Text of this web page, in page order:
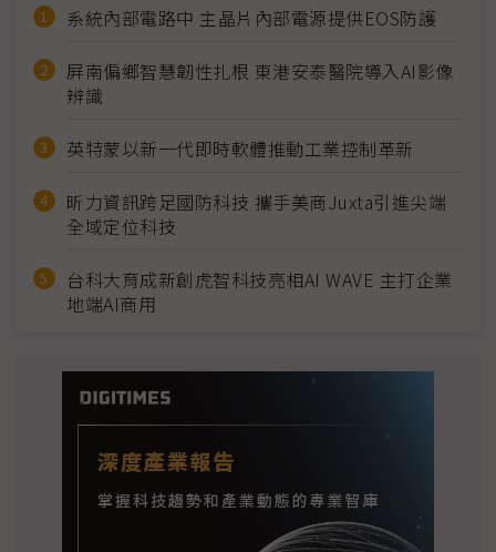
系統內部電路中 主晶片內部電源提供EOS防護
屏南偏鄉智慧韌性扎根 東港安泰醫院導入AI影像
辨識
英特蒙以新一代即時軟體推動工業控制革新
昕力資訊跨足國防科技 攜手美商Juxta引進尖端
全域定位科技
台科大育成新創虎智科技亮相AI WAVE 主打企業
地端AI商用